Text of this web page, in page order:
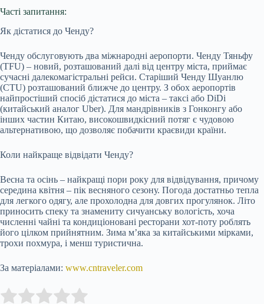
Часті запитання:
Як дістатися до Ченду?
Ченду обслуговують два міжнародні аеропорти. Ченду Тяньфу
(TFU) – новий, розташований далі від центру міста, приймає
сучасні далекомагістральні рейси. Старіший Ченду Шуанлю
(CTU) розташований ближче до центру. З обох аеропортів
найпростіший спосіб дістатися до міста – таксі або DiDi
(китайський аналог Uber). Для мандрівників з Гонконгу або
інших частин Китаю, високошвидкісний потяг є чудовою
альтернативою, що дозволяє побачити краєвиди країни.
Коли найкраще відвідати Ченду?
Весна та осінь – найкращі пори року для відвідування, причому
середина квітня – пік весняного сезону. Погода достатньо тепла
для легкого одягу, але прохолодна для довгих прогулянок. Літо
приносить спеку та знамениту сичуанську вологість, хоча
численні чайні та кондиціоновані ресторани хот-поту роблять
його цілком прийнятним. Зима м’яка за китайськими мірками,
трохи похмура, і менш туристична.
За матеріалами: www.cntraveler.com
Rate this item: